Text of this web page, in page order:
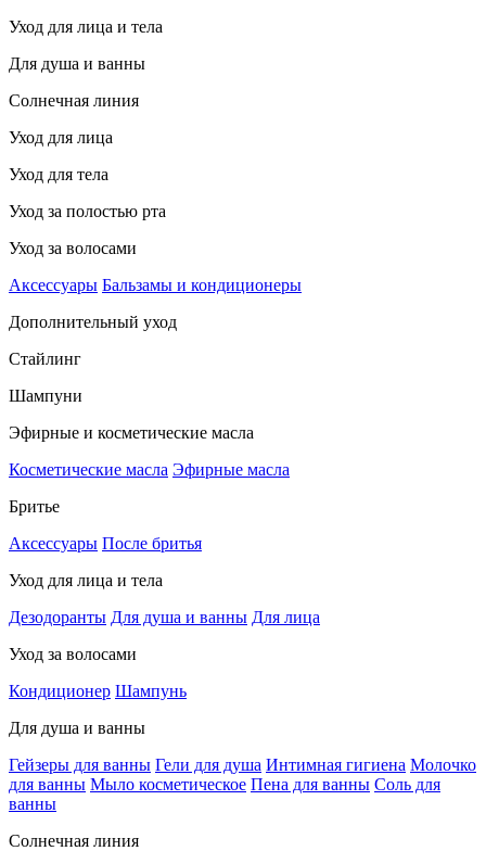
Уход для лица и тела
Для душа и ванны
Солнечная линия
Уход для лица
Уход для тела
Уход за полостью рта
Уход за волосами
Аксессуары Бальзамы и кондиционеры
Дополнительный уход
Стайлинг
Шампуни
Эфирные и косметические масла
Косметические масла Эфирные масла
Бритье
Аксессуары После бритья
Уход для лица и тела
Дезодоранты Для душа и ванны Для лица
Уход за волосами
Кондиционер Шампунь
Для душа и ванны
Гейзеры для ванны Гели для душа Интимная гигиена Молочко
для ванны Мыло косметическое Пена для ванны Соль для
ванны
Солнечная линия